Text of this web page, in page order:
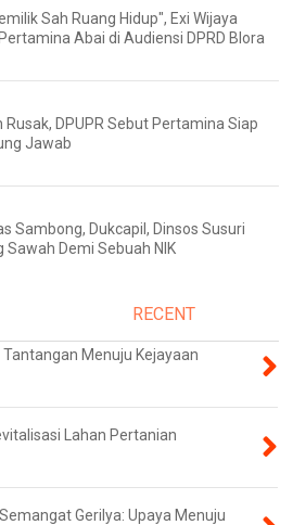
Sah Ruang Hidup", Exi Wijaya
Abai di Audiensi DPRD Blora
Rusak, DPUPR Sebut Pertamina Siap
Jawab
Sambong, Dukcapil, Dinsos Susuri
Sawah Demi Sebuah NIK
RECENT
Tantangan Menuju Kejayaan
Lahan Pertanian
Gerilya: Upaya Menuju